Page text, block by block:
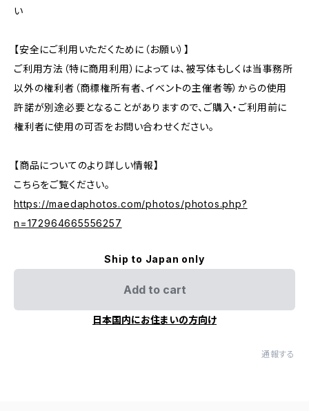
い
【安全にご利用いただくために（お願い）】
ご利用方法（特に商用利用）によっては、被写体もしくは当事務所
以外の権利者（商標権所有者、イベントの主催者等）からの使用
許諾が別途必要となることがありますので、ご購入・ご利用前に
権利者に使用の可否をお問い合わせください。
【商品についてのより詳しい情報】
こちらをご覧ください。
https://maedaphotos.com/photos/photos.php?
n=172964665556257
Ship to Japan only
Add to cart
日本国内にお住まいの方向け
通報する